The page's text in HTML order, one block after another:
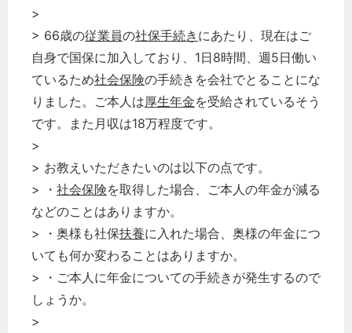
>
> 66歳の従業員の社保手続き にあたり、現在はご
自身で国保に加入しており、1日8時間、週5日働い
ているため社会保険の手続きを会社でとることにな
りました。ご本人は厚生年金を受給されているそう
です。また月収は18万程度です。
>
> お教えいただきたいのは以下の点です。
> ・ 社会保険を取得した場合、ご本人の年金が減る
などのことはありますか。
> ・奥様も社保扶養に入れた場合、奥様の年金につ
いても何か変わることはありますか。
> ・ご本人に年金についての手続きが発生するので
しょうか。
>